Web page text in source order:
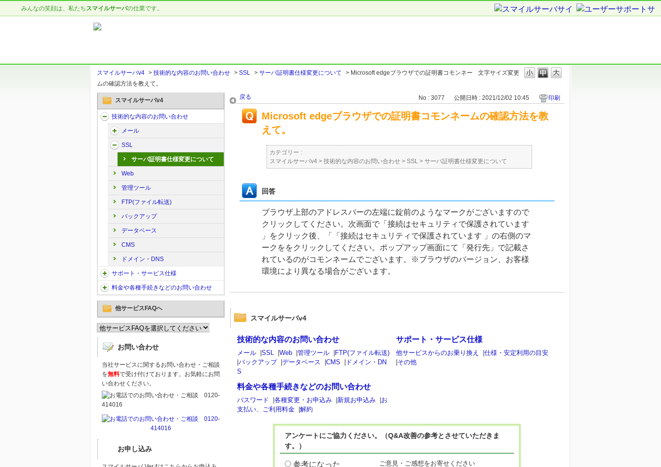
みんなの笑顔は、私たちスマイルサーバの仕業です。
文字サイズ変更
スマイルサーバv4 > 技術的な内容のお問い合わせ > SSL > サーバ証明書仕様変更について > Microsoft edgeブラウザでの証明書コモンネー
ムの確認方法を教えて。
スマイルサーバv4
技術的な内容のお問い合わせ
メール
SSL
サーバ証明書仕様変更について
Web
管理ツール
FTP(ファイル転送)
バックアップ
データベース
CMS
ドメイン・DNS
サポート・サービス仕様
料金や各種手続きなどのお問い合わせ
他サービスFAQへ
お問い合わせ
当社サービスに関するお問い合わせ・ご相談
を無料で受け付けております。お気軽にお問
い合わせください。
お申し込み
戻る No : 3077 公開日時 : 2021/12/02 10:45 印刷
Microsoft edgeブラウザでの証明書コモンネームの確認方法を教
えて。
カテゴリー :
スマイルサーバv4 > 技術的な内容のお問い合わせ > SSL > サーバ証明書仕様変更について
回答
ブラウザ上部のアドレスバーの左端に錠前のようなマークがございますので
クリックしてください。次画面で「接続はセキュリティで保護されています
」をクリック後、「「接続はセキュリティで保護されています 」の右側のマ
ークををクリックしてください。ポップアップ画面にて「発行先」で記載さ
れているのがコモンネームでございます。※ブラウザのバージョン、お客様
環境により異なる場合がございます。
スマイルサーバv4
技術的な内容のお問い合わせ
メール SSL Web 管理ツール
FTP(ファイル転送)
バックアップ データベース CMS
ドメイン・DN
S
サポート・サービス仕様
他サービスからのお乗り換え |仕様・安定利用の目安
その他
料金や各種手続きなどのお問い合わせ
パスワード 各種変更・お申込み 新規お申込み
お
支払い、ご利用料金
解約
アンケートにご協力ください。（Q&A改善の参考とさせていただきま
す。）
参考になった
ご意見・ご感想をお寄せください